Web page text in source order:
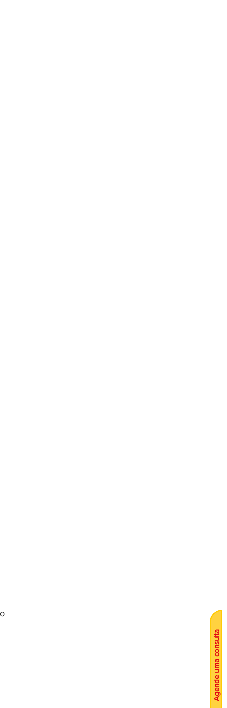
Agende uma consulta